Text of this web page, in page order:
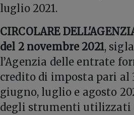
luglio 2021.
CIRCOLARE
del 2 novembre 2021,
l’Agenzia delle entrate
credito di imposta pari al
giugno, luglio e agosto
degli strumenti utilizzati